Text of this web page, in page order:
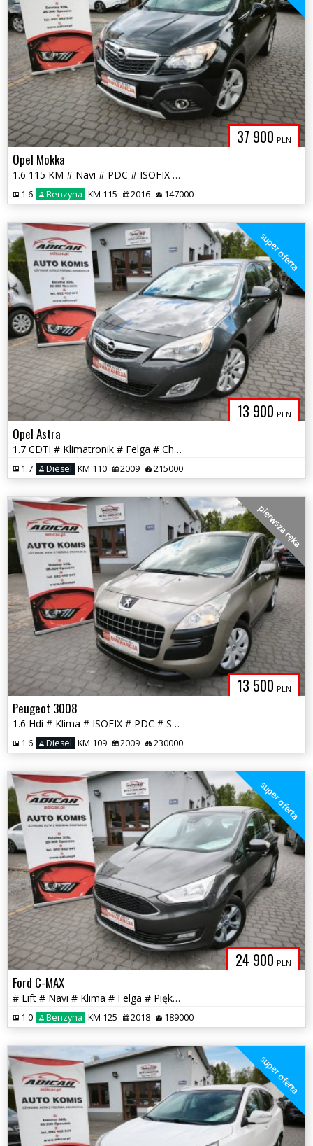
37 900 PLN
Opel Mokka
1.6 115 KM # Navi # PDC # ISOFIX # Serwis # Piękna # GWARANCJA !!!
1.6 Benzyna KM 115 2016 147000
13 900 PLN
super oferta
Opel Astra
1.7 CDTi # Klimatronik # Felga # Chrom # PDC !!! GWARANCJA !!!
1.7 Diesel KM 110 2009 215000
13 500 PLN
pierwsza ręka
Peugeot 3008
1.6 Hdi # Klima # ISOFIX # PDC # Super Stan # GWARANCJA !!!
1.6 Diesel KM 109 2009 230000
24 900 PLN
super oferta
Ford C-MAX
# Lift # Navi # Klima # Felga # Piękny # Full Serwis # GWARANCJA!!!
1.0 Benzyna KM 125 2018 189000
super oferta